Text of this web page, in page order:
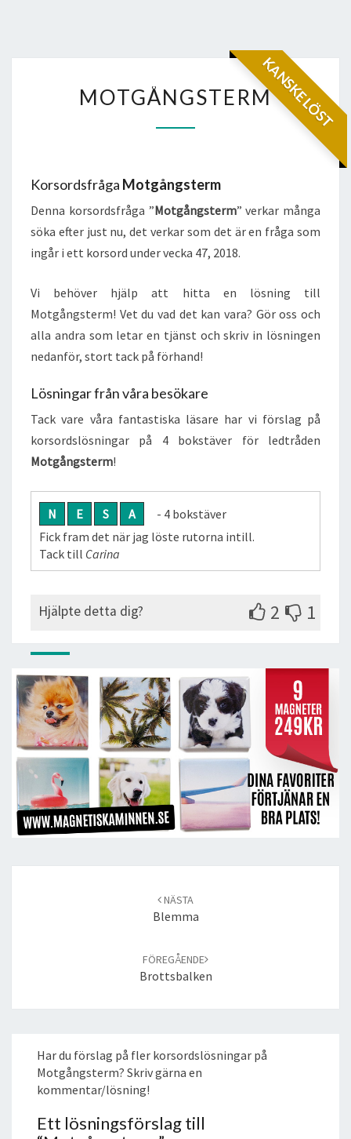
KANSKE LÖST
MOTGÅNGSTERM
MOTGÅNGSTERM
Korsordsfråga Motgångsterm
Denna korsordsfråga ”Motgångsterm” verkar många
söka efter just nu, det verkar som det är en fråga som
ingår i ett korsord under vecka 47, 2018.
Vi behöver hjälp att hitta en lösning till
Motgångsterm! Vet du vad det kan vara? Gör oss och
alla andra som letar en tjänst och skriv in lösningen
nedanför, stort tack på förhand!
Lösningar från våra besökare
Tack vare våra fantastiska läsare har vi förslag på
korsordslösningar på 4 bokstäver för ledtråden
Motgångsterm!
N E S A
- 4 bokstäver
Fick fram det när jag löste rutorna intill.
Tack till Carina
Hjälpte detta dig? 2 1
NÄSTA
Blemma
FÖREGÅENDE
Brottsbalken
Har du förslag på fler korsordslösningar på
Motgångsterm? Skriv gärna en
kommentar/lösning!
Ett lösningsförslag till